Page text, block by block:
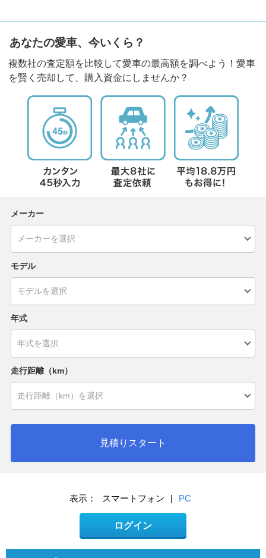
あなたの愛車、今いくら？
複数社の査定額を比較して愛車の最高額を調べよう！愛車
を賢く売却して、購入資金にしませんか？
メーカー
モデル
年式
走行距離（km）
見積りスタート
表示： スマートフォン | PC
ログイン